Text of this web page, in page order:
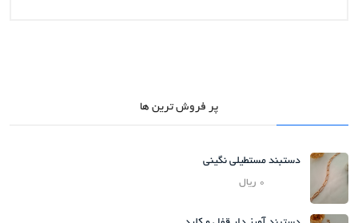
پر فروش ترین ها
دستبند مستطیلی نگینی
0 ریال